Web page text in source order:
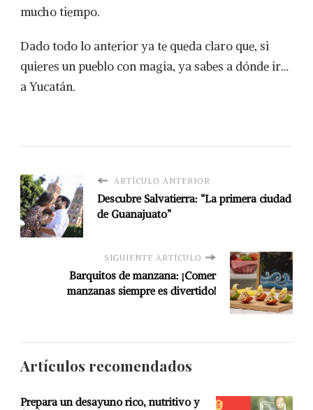
mucho tiempo.
Dado todo lo anterior ya te queda claro que, si
quieres un pueblo con magia, ya sabes a dónde ir…
a Yucatán.
ARTÍCULO ANTERIOR
Descubre Salvatierra: “La primera ciudad
de Guanajuato”
SIGUIENTE ARTÍCULO
Barquitos de manzana: ¡Comer
manzanas siempre es divertido!
Artículos recomendados
Prepara un desayuno rico, nutritivo y